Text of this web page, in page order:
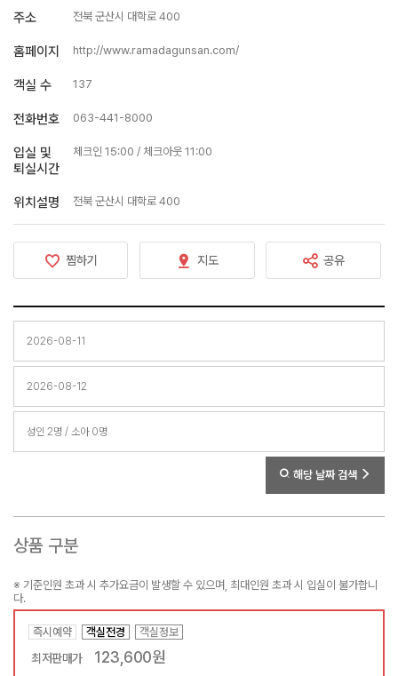
주소 전북 군산시 대학로 400
홈페이지 http://www.ramadagunsan.com/
객실 수 137
전화번호 063-441-8000
입실 및
퇴실시간
체크인 15:00 / 체크아웃 11:00
위치설명 전북 군산시 대학로 400
찜하기 지도 공유
해당 날짜 검색
상품 구분
※ 기준인원 초과 시 추가요금이 발생할 수 있으며, 최대인원 초과 시 입실이 불가합니
다.
즉시예약 객실전경 객실정보
최저판매가 123,600원